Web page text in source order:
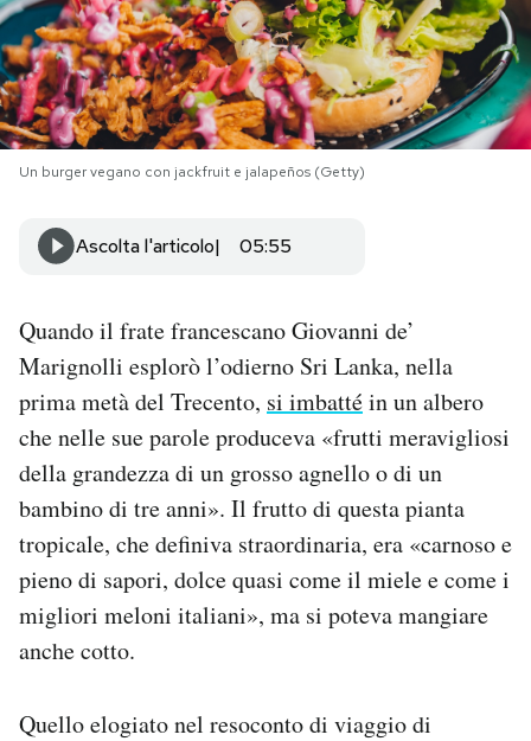
PODCAST
NEWSLETTER
I MIEI PREFERITI
SHOP
CALENDARIO
AREA PERSONALE
Area Personale
Newsletter
Notifiche mobile
Regala il Post
Hai bisogno di aiuto?
Esci
Un burger vegano con jackfruit e jalapeños (Getty)
Ascolta l'articolo 05:55
Quando il frate francescano Giovanni de’
Marignolli esplorò l’odierno Sri Lanka, nella
prima metà del Trecento, si imbattéin un albero
che nelle sue parole produceva «frutti meravigliosi
della grandezza di un grosso agnello o di un
bambino di tre anni». Il frutto di questa pianta
tropicale, che definiva straordinaria, era «carnoso e
pieno di sapori, dolce quasi come il miele e come i
migliori meloni italiani», ma si poteva mangiare
anche cotto.
Quello elogiato nel resoconto di viaggio di